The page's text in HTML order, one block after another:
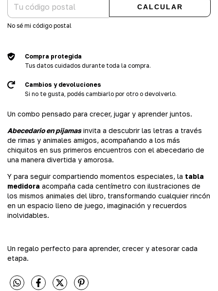
CALCULAR
No sé mi código postal
Compra protegida
Tus datos cuidados durante toda la compra.
Cambios y devoluciones
Si no te gusta, podés cambiarlo por otro o devolverlo.
Un combo pensado para crecer, jugar y aprender juntos.
Abecedario en pijamasinvita a descubrir las letras a través
de rimas y animales amigos, acompañando a los más
chiquitos en sus primeros encuentros con el abecedario de
una manera divertida y amorosa.
Y para seguir compartiendo momentos especiales, la tabla
medidora acompaña cada centímetro con ilustraciones de
los mismos animales del libro, transformando cualquier rincón
en un espacio lleno de juego, imaginación y recuerdos
inolvidables.
Un regalo perfecto para aprender, crecer y atesorar cada
etapa.